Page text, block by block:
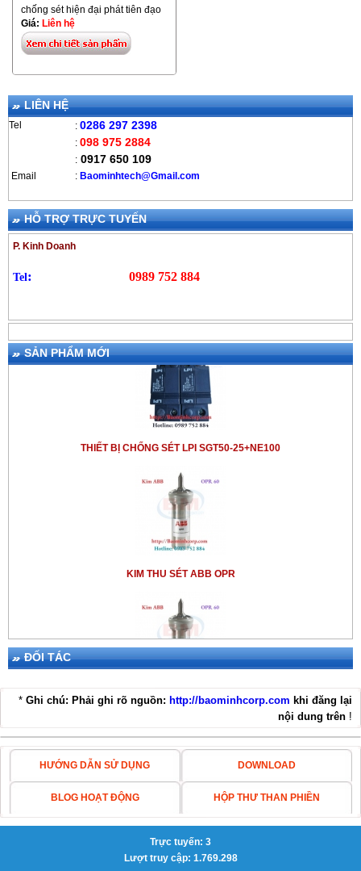
chống sét hiện đại phát tiên đạo
sớm, -Model: OPR 30.
Hãng ABB. Xuất xứ: Pháp
=>> Tham khảo thêm các dòng
kim thu sét khác được nhập Khẩu
Kim thu sét ESE
PrimeR 20
Giá: Liên hệ
LIÊN HỆ
Tel : 0286 297 2398
: 098 975 2884
: 0917 650 109
Email : Baominhtech@Gmail.com
HỖ TRỢ TRỰC TUYẾN
P. Kinh Doanh
Tel: 0989 752 884
SẢN PHẨM MỚI
THIẾT BỊ CHỐNG SÉT LPI SGT50-25+NE100
KIM THU SÉT ABB OPR
KIM THU SÉT ABB OPR45
ĐỐI TÁC
* Ghi chú: Phải ghi rõ nguồn: http://baominhcorp.com khi đăng lại
nội dung trên !
HƯỚNG DẪN SỬ DỤNG DOWNLOAD
BLOG HOẠT ĐỘNG HỘP THƯ THAN PHIỀN
Trực tuyến: 3
Lượt truy cập: 1.769.298